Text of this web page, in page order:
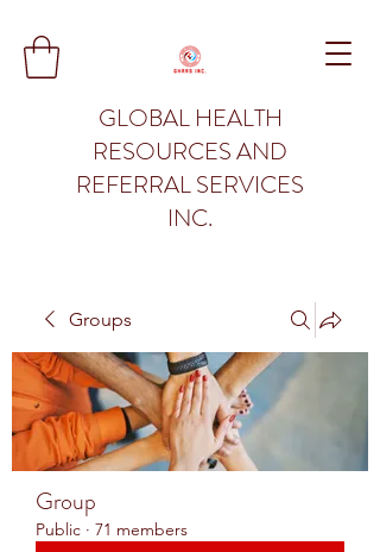
GLOBAL HEALTH
RESOURCES AND
REFERRAL SERVICES
INC.
Groups
Group
Public · 71 members